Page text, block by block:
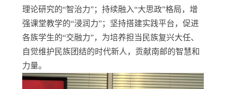
理论研究的“智治力”；持续融入“大思政”格局，增
强课堂教学的“浸润力”；坚持搭建实践平台，促进
各族学生的“交融力”，为培养担当民族复兴大任、
自觉维护民族团结的时代新人，贡献南邮的智慧和
力量。